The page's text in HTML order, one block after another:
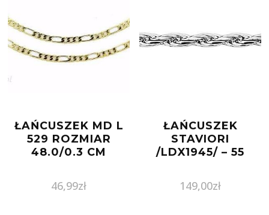
ŁAŃCUSZEK MD L
529 ROZMIAR
48.0/0.3 CM
46,99zł
ŁAŃCUSZEK
STAVIORI
/LDX1945/ – 55
149,00zł